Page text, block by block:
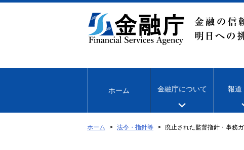
文
移
ホーム 金融庁について 報道
ホーム 法令・指針等 廃止された監督指針・事務